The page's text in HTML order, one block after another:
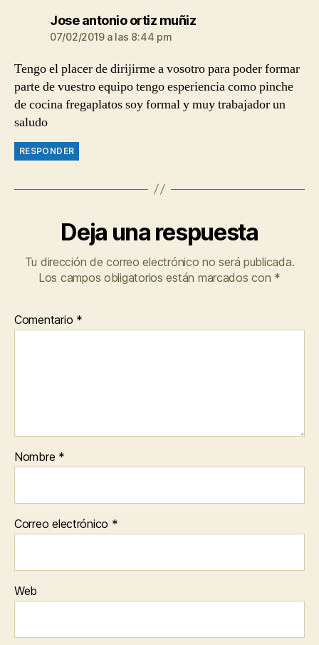
Jose antonio ortiz muñizdice:
07/02/2019 a las 8:44 pm
Tengo el placer de dirijirme a vosotro para poder formar
parte de vuestro equipo tengo esperiencia como pinche
de cocina fregaplatos soy formal y muy trabajador un
saludo
RESPONDER
Deja una respuesta
Tu dirección de correo electrónico no será publicada.
Los campos obligatorios están marcados con *
Comentario *
Nombre *
Correo electrónico *
Web